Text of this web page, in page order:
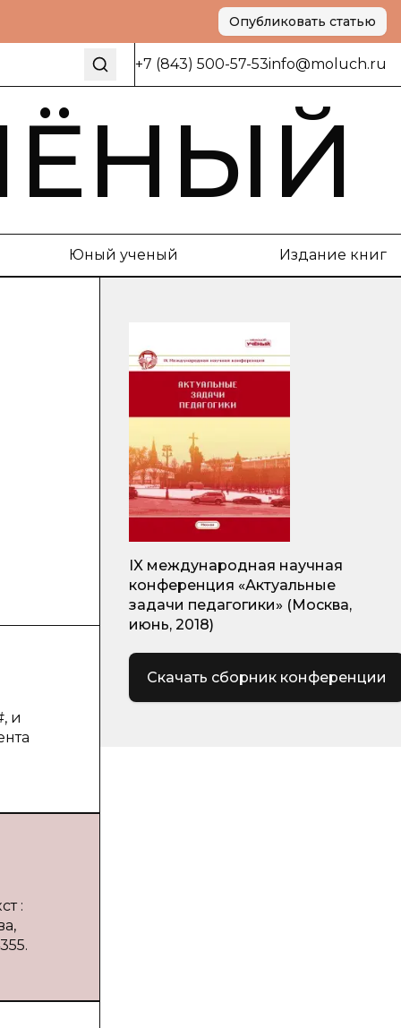
Опубликовать статью
+7 (843) 500-57-53info@moluch.ru
Юный ученый Издание книг
и
:
IX международная научная
конференция «Актуальные
задачи педагогики» (Москва,
июнь, 2018)
Скачать сборник конференции